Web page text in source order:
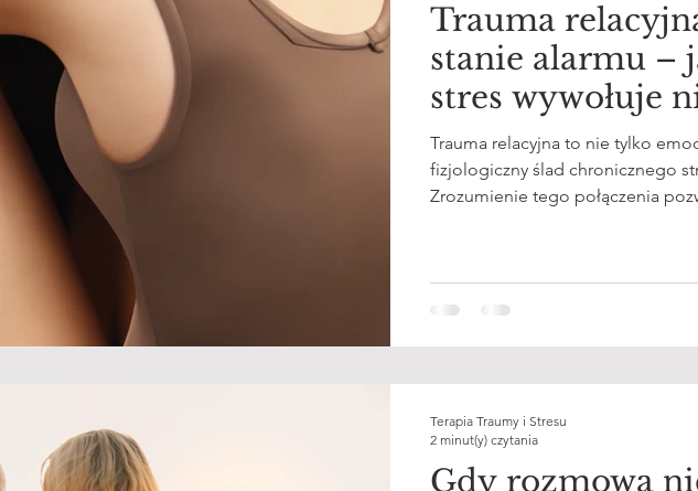
Trauma
stanie alarmu –
stres wywołuje
stan zapalny
Trauma relacyjna to nie tylko
fizjologiczny ślad chronicznego
Zrozumienie tego połączenia
Gdy rozmowa
Terapia Traumy i Stresu
2 minut(y) czytania